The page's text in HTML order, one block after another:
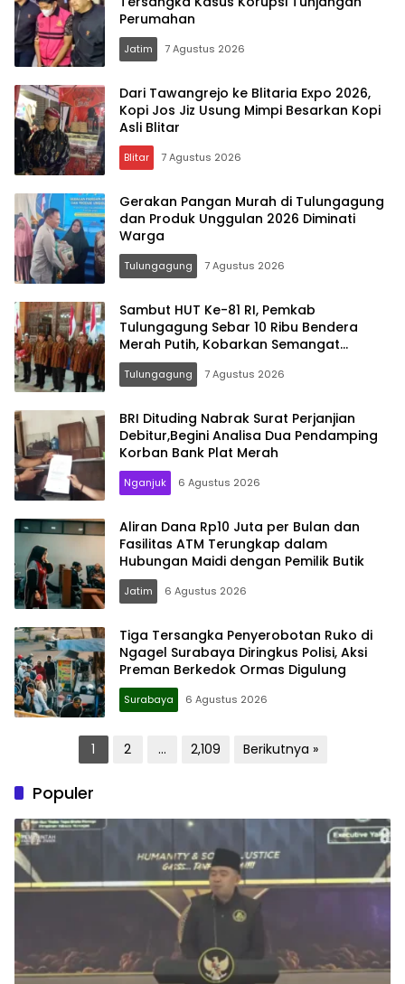
Perumahan
Jatim 7 Agustus 2026
Dari Tawangrejo ke Blitaria Expo 2026,
Kopi Jos Jiz Usung Mimpi Besarkan Kopi
Asli Blitar
Blitar 7 Agustus 2026
Gerakan Pangan Murah di Tulungagung
dan Produk Unggulan 2026 Diminati
Warga
Tulungagung 7 Agustus 2026
Sambut HUT Ke-81 RI, Pemkab
Tulungagung Sebar 10 Ribu Bendera
Merah Putih, Kobarkan Semangat
Nasionalisme Hingga Pelosok Desa
Tulungagung 7 Agustus 2026
BRI Dituding Nabrak Surat Perjanjian
Debitur,Begini Analisa Dua Pendamping
Korban Bank Plat Merah
Nganjuk 6 Agustus 2026
Aliran Dana Rp10 Juta per Bulan dan
Fasilitas ATM Terungkap dalam
Hubungan Maidi dengan Pemilik Butik
Jatim 6 Agustus 2026
Tiga Tersangka Penyerobotan Ruko di
Ngagel Surabaya Diringkus Polisi, Aksi
Preman Berkedok Ormas Digulung
Surabaya 6 Agustus 2026
Paginasi1 2 … 2,109 Berikutnya »
Populer